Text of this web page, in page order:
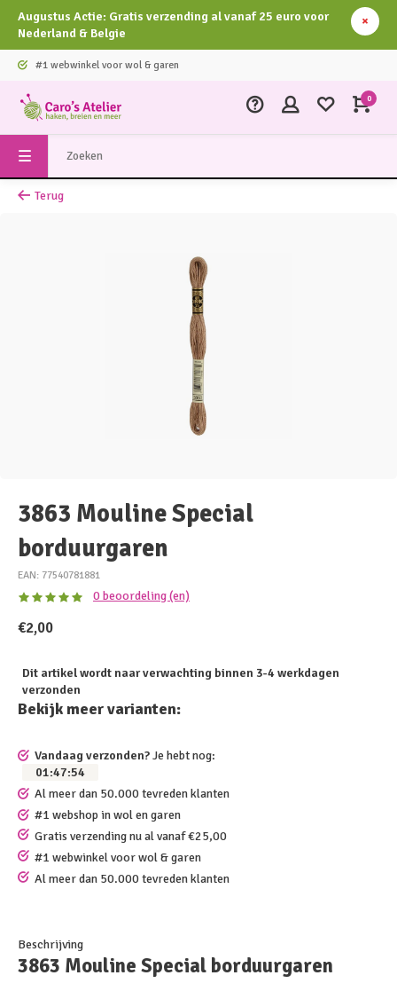
Augustus Actie: Gratis verzending al vanaf 25 euro voor
Nederland & Belgie
#1 webwinkel voor wol & garen
0
Terug
3863 Mouline Special
borduurgaren
EAN: 77540781881
0 beoordeling (en)
€2,00
Dit artikel wordt naar verwachting binnen 3-4 werkdagen
verzonden
Bekijk meer varianten:
Vandaag verzonden?Je hebt nog:
01:47:54
Al meer dan 50.000 tevreden klanten
#1 webshop in wol en garen
Gratis verzending nu al vanaf €25,00
#1 webwinkel voor wol & garen
Al meer dan 50.000 tevreden klanten
Beschrijving
3863 Mouline Special borduurgaren